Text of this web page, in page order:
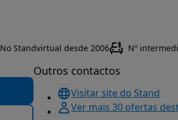
No Standvirtual desde 2006 Nº
Outros contactos
Visitar site do Stand
Ver mais 30 ofertas